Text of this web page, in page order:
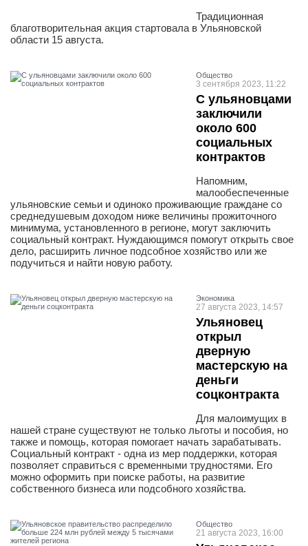
Традиционная
благотворительная акция стартовала в Ульяновской
области 15 августа.
Общество
3 сентября 2023, 11:22
С ульяновцами
заключили
около 600
социальных
контрактов
Напомним,
малообеспеченные
ульяновские семьи и одиноко проживающие граждане со
среднедушевым доходом ниже величины прожиточного
минимума, установленного в регионе, могут заключить
социальный контракт. Нуждающимся помогут открыть свое
дело, расширить личное подсобное хозяйство или же
подучиться и найти новую работу.
Экономика
27 августа 2023, 14:57
Ульяновец
открыл
дверную
мастерскую на
деньги
соцконтракта
Для малоимущих в
нашей стране существуют не только льготы и пособия, но
также и помощь, которая помогает начать зарабатывать.
Социальный контракт - одна из мер поддержки, которая
позволяет справиться с временными трудностями. Его
можно оформить при поиске работы, на развитие
собственного бизнеса или подсобного хозяйства.
Общество
21 августа 2023, 16:00